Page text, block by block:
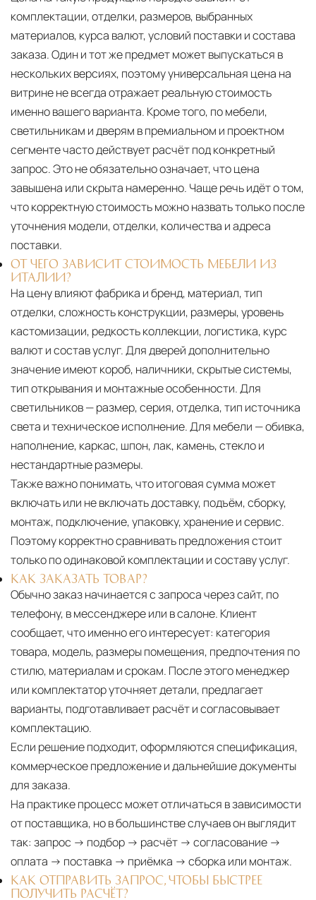
комплектации, отделки, размеров, выбранных
материалов, курса валют, условий поставки и состава
заказа. Один и тот же предмет может выпускаться в
нескольких версиях, поэтому универсальная цена на
витрине не всегда отражает реальную стоимость
именно вашего варианта. Кроме того, по мебели,
светильникам и дверям в премиальном и проектном
сегменте часто действует расчёт под конкретный
запрос. Это не обязательно означает, что цена
завышена или скрыта намеренно. Чаще речь идёт о том,
что корректную стоимость можно назвать только после
уточнения модели, отделки, количества и адреса
поставки.
ОТ ЧЕГО ЗАВИСИТ СТОИМОСТЬ МЕБЕЛИ ИЗ
ИТАЛИИ?
На цену влияют фабрика и бренд, материал, тип
отделки, сложность конструкции, размеры, уровень
кастомизации, редкость коллекции, логистика, курс
валют и состав услуг. Для дверей дополнительно
значение имеют короб, наличники, скрытые системы,
тип открывания и монтажные особенности. Для
светильников — размер, серия, отделка, тип источника
света и техническое исполнение. Для мебели — обивка,
наполнение, каркас, шпон, лак, камень, стекло и
нестандартные размеры.
Также важно понимать, что итоговая сумма может
включать или не включать доставку, подъём, сборку,
монтаж, подключение, упаковку, хранение и сервис.
Поэтому корректно сравнивать предложения стоит
только по одинаковой комплектации и составу услуг.
КАК ЗАКАЗАТЬ ТОВАР?
Обычно заказ начинается с запроса через сайт, по
телефону, в мессенджере или в салоне. Клиент
сообщает, что именно его интересует: категория
товара, модель, размеры помещения, предпочтения по
стилю, материалам и срокам. После этого менеджер
или комплектатор уточняет детали, предлагает
варианты, подготавливает расчёт и согласовывает
комплектацию.
Если решение подходит, оформляются спецификация,
коммерческое предложение и дальнейшие документы
для заказа.
На практике процесс может отличаться в зависимости
от поставщика, но в большинстве случаев он выглядит
так: запрос → подбор → расчёт → согласование →
оплата → поставка → приёмка → сборка или монтаж.
КАК ОТПРАВИТЬ ЗАПРОС, ЧТОБЫ БЫСТРЕЕ
ПОЛУЧИТЬ РАСЧЁТ?